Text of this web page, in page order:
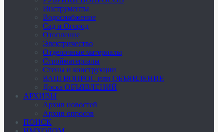
Инструменты
Водоснабжение
Сад и Огород
Отопление
Электричество
Отделочные материалы
Стройматериалы
Стены и конструкции
ВАШ ВОПРОС или ОБЪЯВЛЕНИЕ
Доска ОБЪЯВЛЕНИЙ
АРХИВЫ
Архив новостей
Архив опросов
ПОИСК